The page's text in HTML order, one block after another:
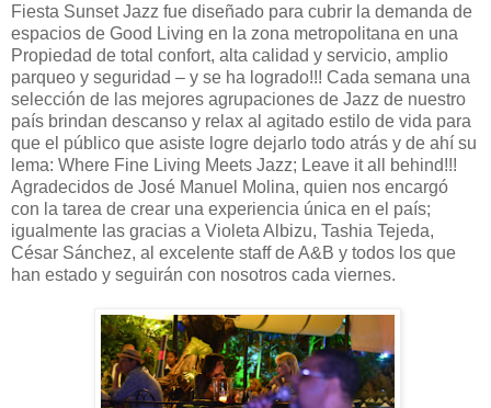
Fiesta Sunset Jazz fue diseñado para cubrir la demanda de
espacios de Good Living en la zona metropolitana en una
Propiedad de total confort, alta calidad y servicio, amplio
parqueo y seguridad – y se ha logrado!!! Cada semana una
selección de las mejores agrupaciones de Jazz de nuestro
país brindan descanso y relax al agitado estilo de vida para
que el público que asiste logre dejarlo todo atrás y de ahí su
lema: Where Fine Living Meets Jazz; Leave it all behind!!!
Agradecidos de José Manuel Molina, quien nos encargó
con la tarea de crear una experiencia única en el país;
igualmente las gracias a Violeta Albizu, Tashia Tejeda,
César Sánchez, al excelente staff de A&B y todos los que
han estado y seguirán con nosotros cada viernes.